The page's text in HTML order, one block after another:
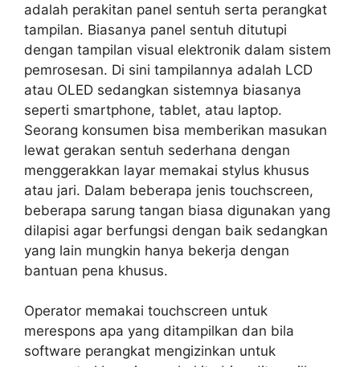
adalah perakitan panel sentuh serta perangkat
tampilan. Biasanya panel sentuh ditutupi
dengan tampilan visual elektronik dalam sistem
pemrosesan. Di sini tampilannya adalah LCD
atau OLED sedangkan sistemnya biasanya
seperti smartphone, tablet, atau laptop.
Seorang konsumen bisa memberikan masukan
lewat gerakan sentuh sederhana dengan
menggerakkan layar memakai stylus khusus
atau jari. Dalam beberapa jenis touchscreen,
beberapa sarung tangan biasa digunakan yang
dilapisi agar berfungsi dengan baik sedangkan
yang lain mungkin hanya bekerja dengan
bantuan pena khusus.
Operator memakai touchscreen untuk
merespons apa yang ditampilkan dan bila
software perangkat mengizinkan untuk